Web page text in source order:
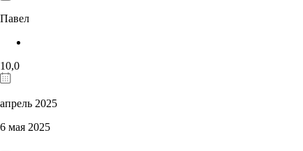
Павел
10,0
апрель 2025
6 мая 2025